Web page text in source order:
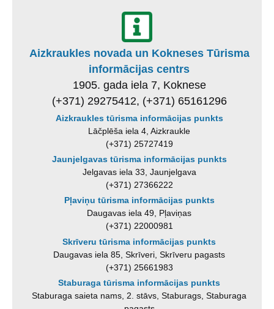
Aizkraukles novada un Kokneses Tūrisma
informācijas centrs
1905. gada iela 7, Koknese
(+371) 29275412, (+371) 65161296
Aizkraukles tūrisma informācijas punkts
Lāčplēša iela 4, Aizkraukle
(+371) 25727419
Jaunjelgavas tūrisma informācijas punkts
Jelgavas iela 33, Jaunjelgava
(+371) 27366222
Pļaviņu tūrisma informācijas punkts
Daugavas iela 49, Pļaviņas
(+371) 22000981
Skrīveru tūrisma informācijas punkts
Daugavas iela 85, Skrīveri, Skrīveru pagasts
(+371) 25661983
Staburaga tūrisma informācijas punkts
Staburaga saieta nams, 2. stāvs, Staburags, Staburaga